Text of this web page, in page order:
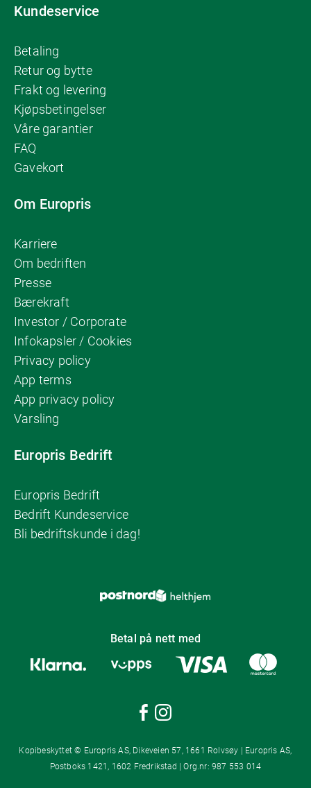
Kundeservice
Betaling
Retur og bytte
Frakt og levering
Kjøpsbetingelser
Våre garantier
FAQ
Gavekort
Om Europris
Karriere
Om bedriften
Presse
Bærekraft
Investor / Corporate
Infokapsler / Cookies
Privacy policy
App terms
App privacy policy
Varsling
Europris Bedrift
Europris Bedrift
Bedrift Kundeservice
Bli bedriftskunde i dag!
Betal på nett med
Kopibeskyttet © Europris AS, Dikeveien 57, 1661 Rolvsøy | Europris AS,
Postboks 1421, 1602 Fredrikstad | Org.nr: 987 553 014